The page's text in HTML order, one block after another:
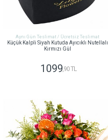
Aynı Gün Teslimat / Ücretsiz Teslimat
Küçük Kalpli Siyah Kutuda Ayıcıklı Nutellalı
Kırmızı Gül
1099 ,90 TL